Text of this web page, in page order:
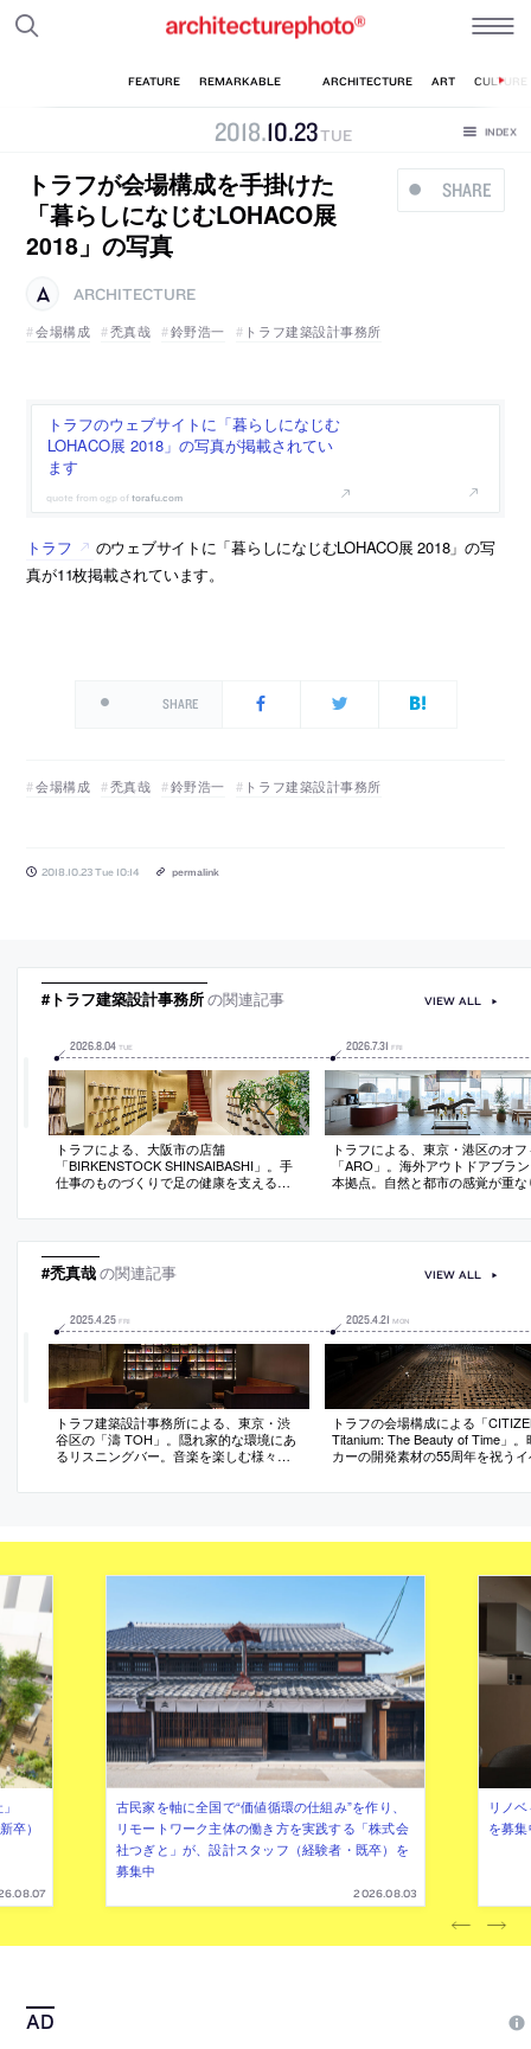
2018.10.23TUE
SHARE
トラフが会場構成を手掛けた
「暮らしになじむLOHACO展
2018」の写真
ARCHITECTURE
会場構成
禿真哉 鈴野浩一 トラフ建築設計事務所
トラフのウェブサイトに「暮らしになじむ
LOHACO展 2018」の写真が掲載されてい
ます
torafu.com
トラフ
のウェブサイトに「暮らしになじむLOHACO展 2018」の写
真が11枚掲載されています。
SHARE
会場構成 禿真哉 鈴野浩一 トラフ建築設計事務所
2018.10.23 Tue 10:14 permalink
#トラフ建築設計事務所の関連記事
2026.8.04 TUE
トラフによる、大阪市の店舗
「BIRKENSTOCK SHINSAIBASHI」。手
仕事のものづくりで足の健康を支えるブ
現を求め、“地面・素材・奥行のある風
壁面”と力強さを備えた“木製作品”で場を
構築
2026.7.31 FRI
トラフによる、東京・港区のオフ
「ARO」。海外アウトドアブラ
本拠点。自然と都市の感覚が重な
や“日本の山の風景から抽出した
体に渡って意識的に配置
VIEW ALL
#禿真哉の関連記事
2025.4.25 FRI
トラフ建築設計事務所による、東京・渋
谷区の「濤 TOH」。隠れ家的な環境にあ
るリスニングバー。音楽を楽しむ様々な
むVIP席・重心の低いソファ席・発光天板
2025.4.21 MON
トラフの会場構成による「
Titanium: The Beauty of Time」。
カーの開発素材の55周年を祝う
できる空間”を求め、開発用の“実
VIEW ALL
卒）
古民家を軸に全国で“価値循環の仕組み”を作り、
リモートワーク主体の働き方を実践する「株式会
社つぎと」が、設計スタッフ（経験者・既卒）を
募集中
2026.08.03
リノ
を募